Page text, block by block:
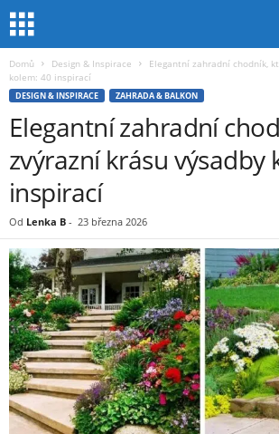
Domů Design & Inspirace
Elegantní zahradní chodník,
kolem: 40 inspirací
DESIGN & INSPIRACE ZAHRADA & BALKON
Elegantní zahradní
zvýrazní krásu výsadby
inspirací
Od Lenka B - 23 března 2026